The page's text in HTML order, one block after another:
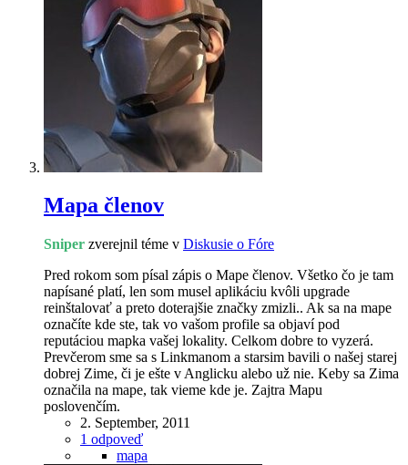
Mapa členov
Sniper zverejnil téme v Diskusie o Fóre
Pred rokom som písal zápis o Mape členov. Všetko čo je tam
napísané platí, len som musel aplikáciu kvôli upgrade
reinštalovať a preto doterajšie značky zmizli.. Ak sa na mape
označíte kde ste, tak vo vašom profile sa objaví pod
reputáciou mapka vašej lokality. Celkom dobre to vyzerá.
Prevčerom sme sa s Linkmanom a starsim bavili o našej starej
dobrej Zime, či je ešte v Anglicku alebo už nie. Keby sa Zima
označila na mape, tak vieme kde je. Zajtra Mapu
poslovenčím.
2. September, 2011
1 odpoveď
mapa